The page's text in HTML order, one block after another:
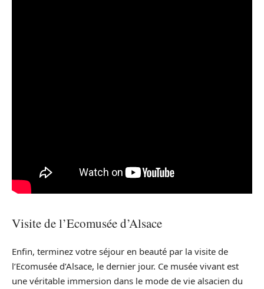
Visite de l’Ecomusée d’Alsace
Enfin, terminez votre séjour en beauté par la visite de
l’Ecomusée d’Alsace, le dernier jour. Ce musée vivant est
une véritable immersion dans le mode de vie alsacien du